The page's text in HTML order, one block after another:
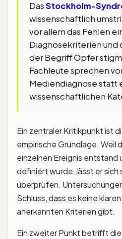
DasStockholm-
wissenschaftlich
vor allem das Fehlen
Diagnosekriterien und
der Begriff Opfer
Fachleute sprechen
Mediendiagnose statt
wissenschaftlichen
Ein zentraler Kritikpunkt ist
empirische Grundlage. Weil
einzelnen Ereignis entstand
definiert wurde, lässt er sich
überprüfen.
Schluss, dass es keine
anerkannten Kriterien gibt.
Ein zweiter Punkt betrifft